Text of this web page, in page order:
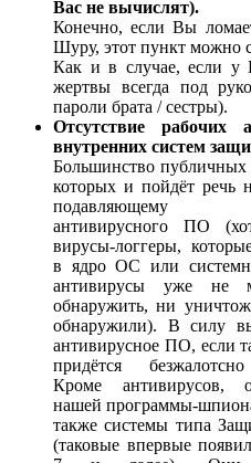
Вас не вычислят).
Конечно, если Вы
Шуру, этот пункт можно
Как и в случае, если у
жертвы всегда под
пароли брата / сестры).
Отсутствие рабочих
внутренних систем
Большинство публичных
которых и пойдёт речь
подавляющему
антивирусного ПО
вирусы-логгеры,
в ядро ОС или
антивирусы уже не
обнаружить, ни
обнаружили). В силу
антивирусное ПО, если
придётся
Кроме антивирусов,
нашей программы-
также системы типа
(таковые впервые